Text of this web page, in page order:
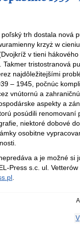
trh dostala nová
krzyż w
v tieni
Takmer tristostranová
najdôležitejšími
– 1945, počnúc
vnútornú a
aspekty a
posúdili renomovaní
niektoré dobové
osobitne
a je možné si
Press s.c. ul.